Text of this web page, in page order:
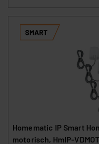
Homematic IP Smart
motorisch, HmIP-VDMOT